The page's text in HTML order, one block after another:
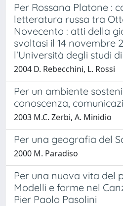
Per Rossana Platone :
letteratura russa tra
Novecento : atti della
svoltasi il 14 novembre
l'Università degli studi
2004 D. Rebecchini, L. Rossi
Per un ambiente
conoscenza,
2003 M.C. Zerbi, A. Minidio
Per una geografia del
2000 M. Paradiso
Per una nuova vita del
Modelli e forme nel
Pier Paolo Pasolini